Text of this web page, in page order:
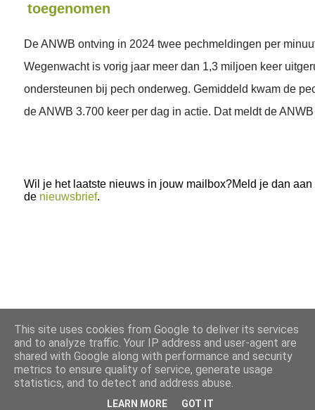
toegenomen
De ANWB ontving in 2024 twee pechmeldingen per
Wegenwacht is vorig jaar meer dan 1,3 miljoen keer
ondersteunen bij pech onderweg. Gemiddeld kwam de
de ANWB 3.700 keer per dag in actie. Dat meldt de
Wil je het laatste nieuws in jouw mailbox?Meld je dan aan
de nieuwsbrief.
This site uses cookies from Google to deliver its services
and to analyze traffic. Your IP address and user-agent are
shared with Google along with performance and security
metrics to ensure quality of service, generate usage
statistics, and to detect and address abuse.
LEARN MORE GOT IT